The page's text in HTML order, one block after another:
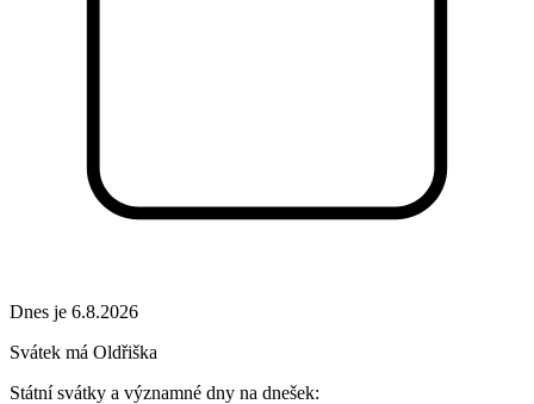
Dnes je 6.8.2026
Svátek má Oldřiška
Státní svátky a významné dny na dnešek: